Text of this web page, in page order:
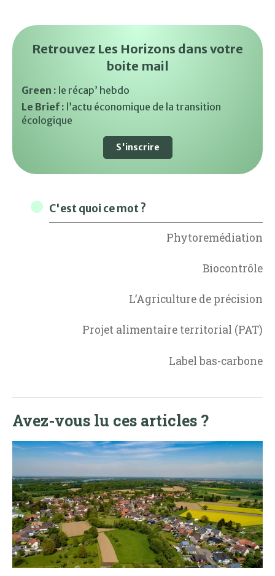
Retrouvez Les Horizons dans votre
boite mail
Green : le récap’ hebdo
Le Brief : l’actu économique de la transition
écologique
S'inscrire
C'est quoi ce mot ?
Phytoremédiation
Biocontrôle
L’Agriculture de précision
Projet alimentaire territorial (PAT)
Label bas-carbone
Avez-vous lu ces articles ?